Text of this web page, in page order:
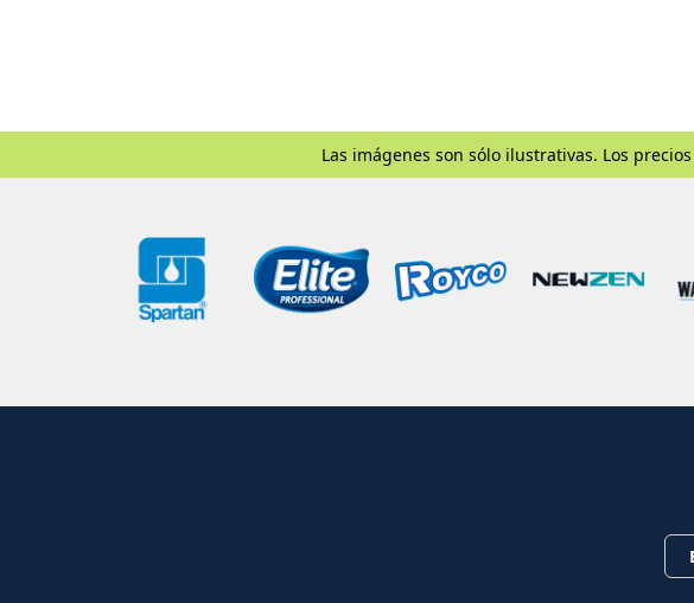
Las imágenes son sólo ilustrativas. Los